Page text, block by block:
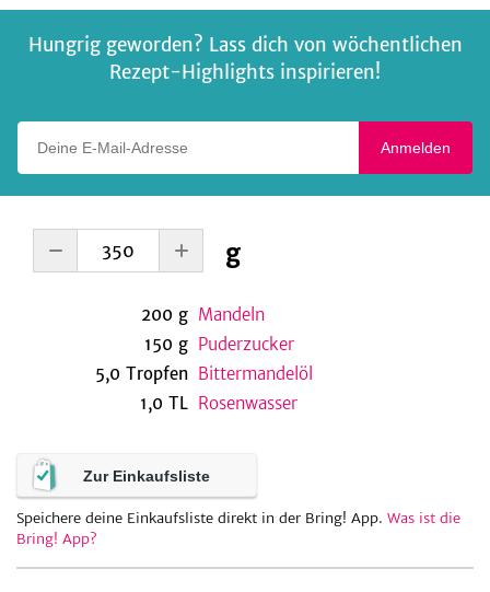
Hungrig geworden? Lass dich von wöchentlichen
Rezept-Highlights inspirieren!
Anmelden
g
200 g Mandeln
150 g Puderzucker
5,0 Tropfen Bittermandelöl
1,0 TL Rosenwasser
Zur Einkaufsliste
Speichere deine Einkaufsliste direkt in der Bring! App. Was ist die
Bring! App?